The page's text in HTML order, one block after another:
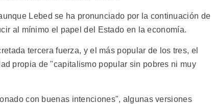
Lebed se ha pronunciado por la continuación de
al mínimo el papel del Estado en la economía.
tercera fuerza, y el más popular de los tres, el
propia de "capitalismo popular sin pobres ni muy
con buenas intenciones", algunas versiones